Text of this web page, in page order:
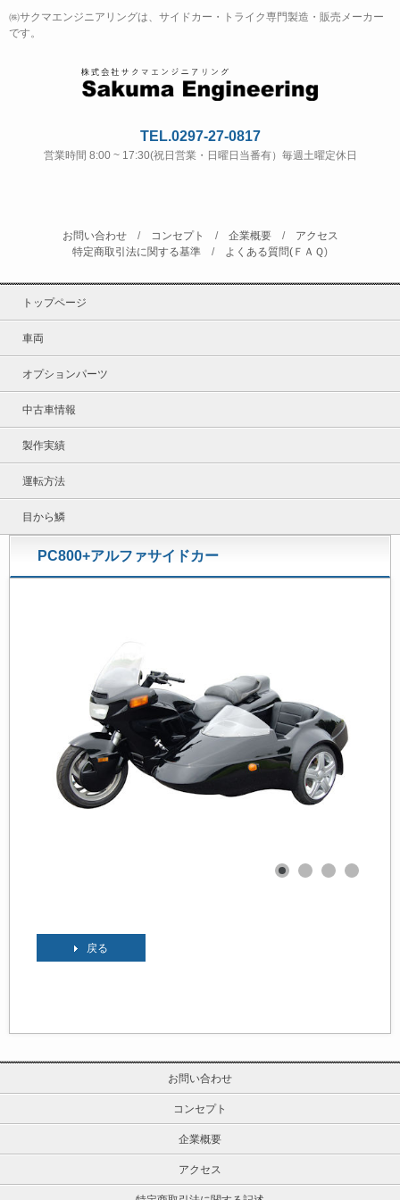
㈱サクマエンジニアリングは、サイドカー・トライク専門製造・販売メーカー
です。
TEL.0297-27-0817
営業時間 8:00 ~ 17:30(祝日営業・日曜日当番有）毎週土曜定休日
お問い合わせ/ コンセプト / 企業概要/
アクセス
特定商取引法に関する基準 / よくある質問(ＦＡＱ)
トップページ
車両
オプションパーツ
中古車情報
製作実績
運転方法
目から鱗
PC800+アルファサイドカー
戻る
お問い合わせ
コンセプト
企業概要
アクセス